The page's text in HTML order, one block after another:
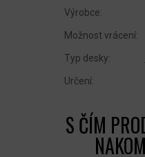
Výrobce:
Možnost vrácení:
Typ desky:
Určení: